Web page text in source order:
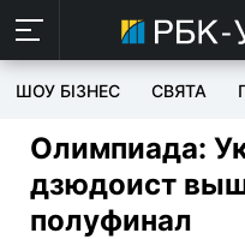
ШОУ БІЗНЕС СВЯТА
Олимпиада:
дзюдоист
полуфинал